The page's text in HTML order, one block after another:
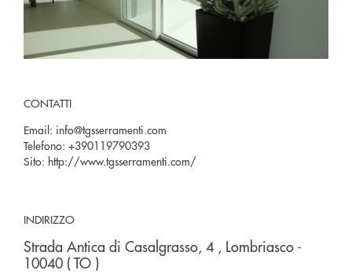
CONTATTI
Email: info@tgsserramenti.com
Telefono: +390119790393
Sito: http://www.tgsserramenti.com/
INDIRIZZO
Strada Antica di Casalgrasso, 4 , Lombriasco -
10040 ( TO )